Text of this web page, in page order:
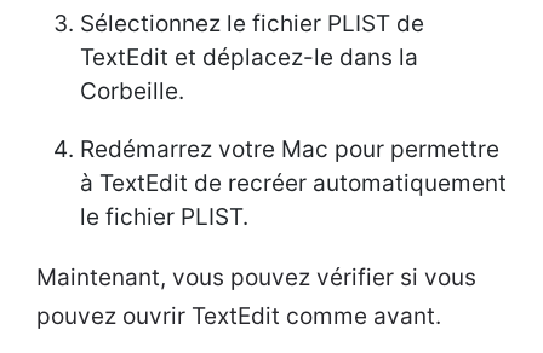
Sélectionnez le fichier PLIST de
TextEdit et déplacez-le dans la
Corbeille.
Redémarrez votre Mac pour permettre
à TextEdit de recréer automatiquement
le fichier PLIST.
Maintenant, vous pouvez vérifier si vous
pouvez ouvrir TextEdit comme avant.